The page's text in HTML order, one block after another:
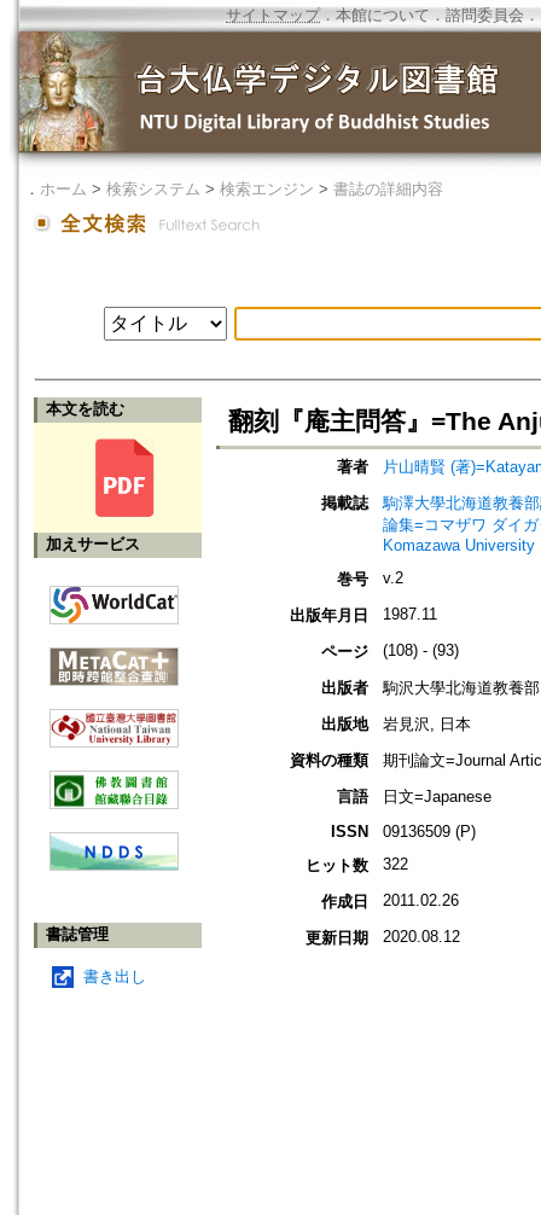
サイトマップ．本館について ． 諮問委員会 ．
． ホーム > 検索システム > 検索エンジン > 書誌の詳細内容
本文を読む
加えサービス
書誌管理
書き出し
翻刻『庵主問答』=The
著者
片山晴賢 (著
掲載誌
駒澤大學北海道教養
論集=コマザワ ダイ
Komazawa University
巻号
v.2
出版年月日 1987.11
ページ (108) - (93)
出版者
駒沢大學北海道教養部
出版地
岩見沢, 日本
資料の種類
期刊論文=Journal
言語
日文=Japanese
ISSN
09136509 (P)
ヒット数
322
作成日 2011.02.26
更新日期 2020.08.12